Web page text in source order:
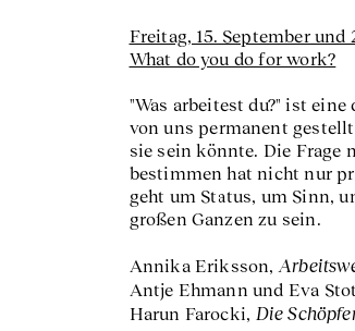
Freitag, 15. September und
What do you do for work?
"Was arbeitest du?" ist
von uns permanent
sie sein könnte. Die Frage
bestimmen hat nicht nur
geht um Status, um Sinn,
großen Ganzen zu sein.
Annika Eriksson,
Antje Ehmann und Eva
Harun Farocki, Die